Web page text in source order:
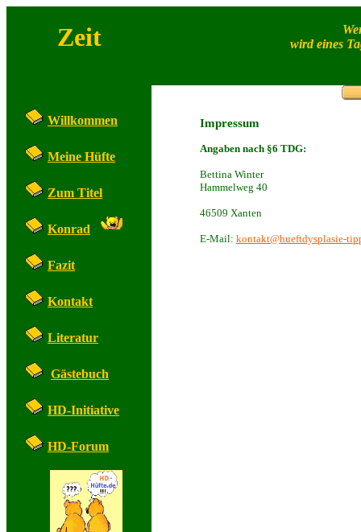
Zeit
wird eines
Willkommen
Meine Hüfte
Zum Titel
Konrad
Fazit
Kontakt
Literatur
Gästebuch
HD-Initiative
HD-Forum
Impressum
Angaben nach §6 TDG:
Bettina Winter
Hammelweg 40
46509 Xanten
E-Mail: kontakt@hueftdysplasie-